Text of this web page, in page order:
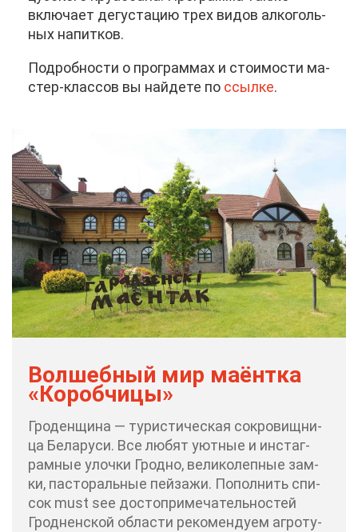
вклю­ча­ет де­гу­ста­цию трех ви­дов ал­ко­голь­
ных на­пит­ков.
По­дроб­но­сти о про­грам­мах и сто­и­мо­сти ма­
стер-клас­сов вы най­де­те по ссыл­ке.
Вол­шеб­ный мир ма­ёнт­ка
«Ко­роб­чи­цы»
Гро­ден­щи­на — ту­ри­сти­че­ская со­кро­вищ­ни­
ца Бе­ла­ру­си. Все лю­бят уют­ные и ин­ста­г­
рам­ные улоч­ки Грод­но, ве­ли­ко­леп­ные зам­
ки, пас­то­раль­ные пей­за­жи. По­пол­нить спи­
сок must see до­сто­при­ме­ча­тель­но­стей
Грод­нен­ской об­ла­сти ре­ко­мен­ду­ем аг­ро­ту­